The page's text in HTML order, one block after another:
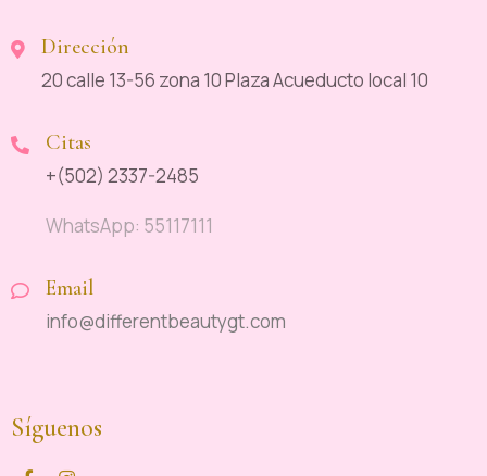
Dirección
20 calle 13-56 zona 10 Plaza Acueducto local 10
Citas
+(502) 2337-2485
WhatsApp: 55117111
Email
info@differentbeautygt.com
Síguenos